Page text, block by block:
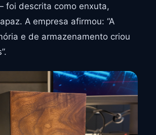
foi descrita como enxuta,
A empresa afirmou: “A
e de armazenamento criou